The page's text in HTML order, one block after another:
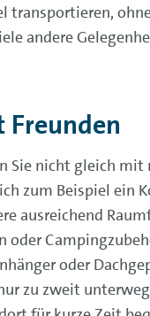
transportieren,
andere
Sie nicht gleich mit
zum Beispiel ein
ausreichend
oder
oder
zu zweit